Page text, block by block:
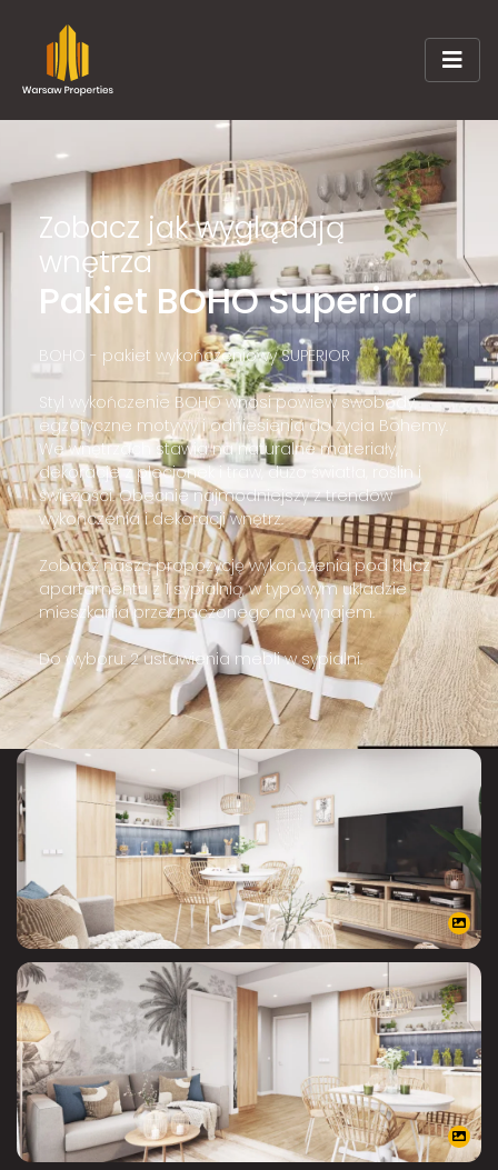
Zobacz jak wyglądają
wnętrza
Pakiet BOHO Superior
BOHO - pakiet wykończeniowy SUPERIOR
Styl wykończenie BOHO wnosi powiew swobody,
egzotyczne motywy i odniesienia do życia Bohemy.
We wnętrzach stawia na naturalne materiały,
dekoracje z plecionek i traw, dużo światła, roślin i
świeżości. Obecnie najmodniejszy z trendów
wykończenia i dekoracji wnętrz.
Zobacz naszą propozycję wykończenia pod klucz
apartamentu z 1 sypialnią, w typowym układzie
mieszkania przeznaczonego na wynajem.
Do wyboru: 2 ustawienia mebli w sypialni.